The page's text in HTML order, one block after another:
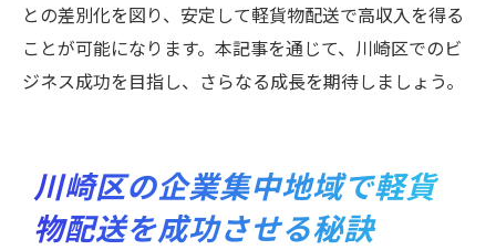
との差別化を図り、安定して軽貨物配送で高収入を得る
ことが可能になります。本記事を通じて、川崎区でのビ
ジネス成功を目指し、さらなる成長を期待しましょう。
川崎区の企業集中地域で軽貨
物配送を成功させる秘訣